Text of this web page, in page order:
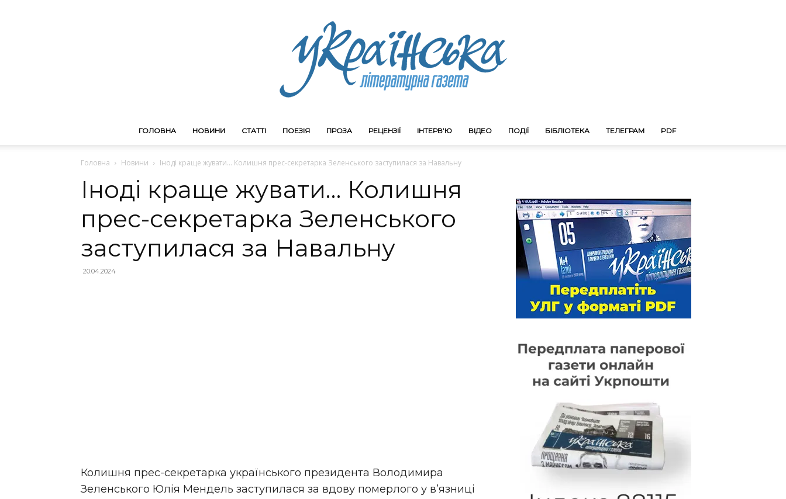
ГОЛОВНА НОВИНИ СТАТТІ ПОЕЗІЯ ПРОЗА РЕЦЕНЗІЇ ІНТЕРВ’Ю ВІДЕО ПОДІЇ БІБЛІОТЕКА ТЕЛЕГРАМ PDF
Головна Новини Іноді краще жувати… Колишня прес-секретарка Зеленського заступилася за Навальну
Іноді краще жувати… Колишня
прес-секретарка Зеленського
заступилася за Навальну
20.04.2024
Колишня прес-секретарка українського президента Володимира
Зеленського Юлія Мендель заступилася за вдову померлого у в’язниці